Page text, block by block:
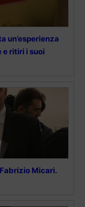
un’esperienza
e ritiri i suoi
Micari.